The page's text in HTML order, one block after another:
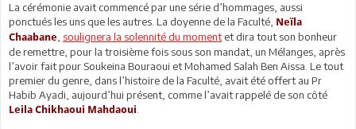
La cérémonie avait commencé par une série d’hommages, aussi
ponctués les uns que les autres. La doyenne de la Faculté, Neïla
Chaabane soulignera la solennité du momentet dira tout son bonheur
de remettre, pour la troisième fois sous son mandat, un Mélanges, après
l’avoir fait pour Soukeina Bouraoui et Mohamed Salah Ben Aissa. Le tout
premier du genre, dans l’histoire de la Faculté, avait été offert au Pr
Habib Ayadi, aujourd’hui présent, comme l’avait rappelé de son côté
Leila Chikhaoui Mahdaoui